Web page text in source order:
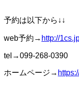
予約は以下から↓↓
web予約→ http://
tel→099-268-0390
ホームページ→